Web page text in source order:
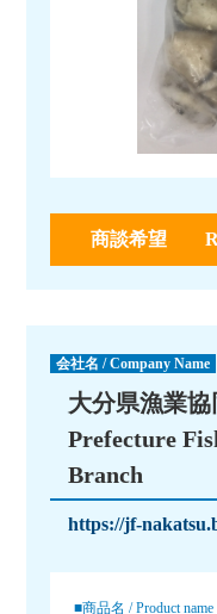
商談希望
会社名 / Company Name
大分県漁業
Prefecture
Branch
https://jf-
■商品名 / Product name